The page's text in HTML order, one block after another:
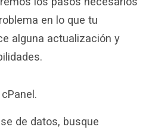
en lo que tu
alguna actualización y
de datos, busque